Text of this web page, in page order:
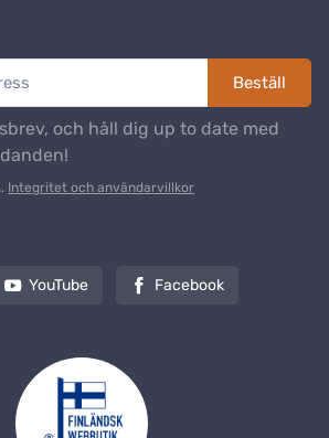
Beställ
och håll dig up to date med
Integritet och användarvillkor
YouTube Facebook